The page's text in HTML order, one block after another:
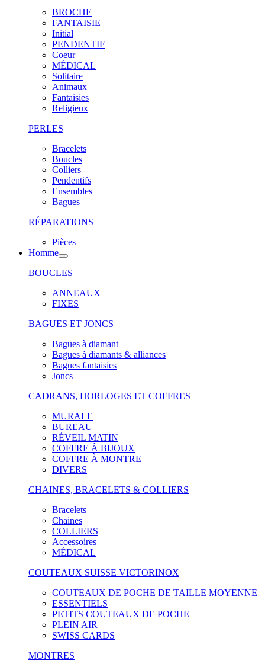
BROCHE
FANTAISIE
Initial
PENDENTIF
Coeur
MÉDICAL
Solitaire
Animaux
Fantaisies
Religieux
PERLES
Bracelets
Boucles
Colliers
Pendentifs
Ensembles
Bagues
RÉPARATIONS
Pièces
Homme
BOUCLES
ANNEAUX
FIXES
BAGUES ET JONCS
Bagues à diamant
Bagues à diamants & alliances
Bagues fantaisies
Joncs
CADRANS, HORLOGES ET COFFRES
MURALE
BUREAU
RÉVEIL MATIN
COFFRE À BIJOUX
COFFRE À MONTRE
DIVERS
CHAINES, BRACELETS & COLLIERS
Bracelets
Chaines
COLLIERS
Accessoires
MÉDICAL
COUTEAUX SUISSE VICTORINOX
COUTEAUX DE POCHE DE TAILLE MOYENNE
ESSENTIELS
PETITS COUTEAUX DE POCHE
PLEIN AIR
SWISS CARDS
MONTRES